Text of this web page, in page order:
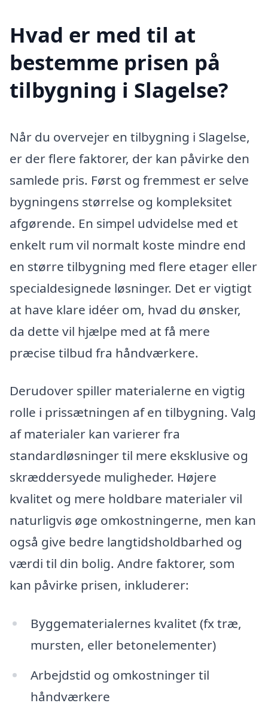
Hvad er med til at
bestemme prisen på
tilbygning i Slagelse?
Når du overvejer en tilbygning i Slagelse,
er der flere faktorer, der kan påvirke den
samlede pris. Først og fremmest er selve
bygningens størrelse og kompleksitet
afgørende. En simpel udvidelse med et
enkelt rum vil normalt koste mindre end
en større tilbygning med flere etager eller
specialdesignede løsninger. Det er vigtigt
at have klare idéer om, hvad du ønsker,
da dette vil hjælpe med at få mere
præcise tilbud fra håndværkere.
Derudover spiller materialerne en vigtig
rolle i prissætningen af en tilbygning. Valg
af materialer kan varierer fra
standardløsninger til mere eksklusive og
skræddersyede muligheder. Højere
kvalitet og mere holdbare materialer vil
naturligvis øge omkostningerne, men kan
også give bedre langtidsholdbarhed og
værdi til din bolig. Andre faktorer, som
kan påvirke prisen, inkluderer:
Byggematerialernes kvalitet (fx træ,
mursten, eller betonelementer)
Arbejdstid og omkostninger til
håndværkere